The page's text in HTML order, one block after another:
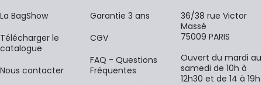
La BagShow
​Télécharger le
catalogue
Nous contacter
Garantie 3 ans
CGV
FAQ - Questions
Fréquentes
36/38 rue Victor
Massé
75009 PARIS
Ouvert du mardi au
samedi de 10h à
12h30 et de 14 à 19h